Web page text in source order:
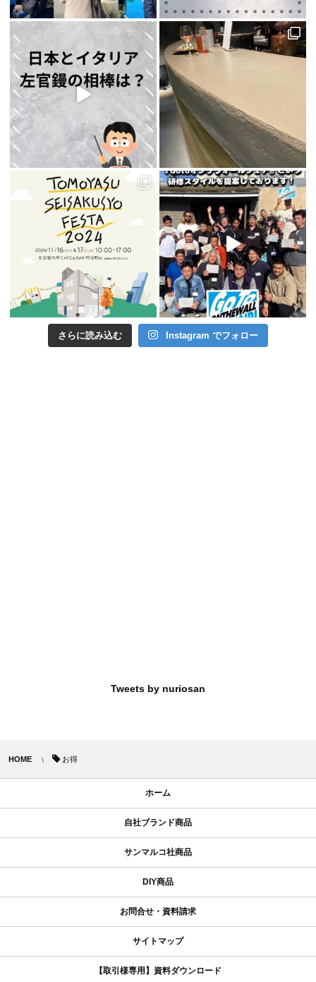
さらに読み込む Instagram でフォロー
Tweets by nuriosan
HOME お得
ホーム
自社ブランド商品
サンマルコ社商品
DIY商品
お問合せ・資料請求
サイトマップ
【取引様専用】資料ダウンロード